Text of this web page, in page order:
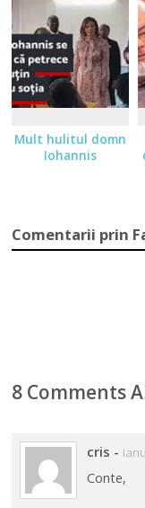
Mult hulitul domn
Iohannis
Comentarii prin
8 Comments
cris -
Conte,